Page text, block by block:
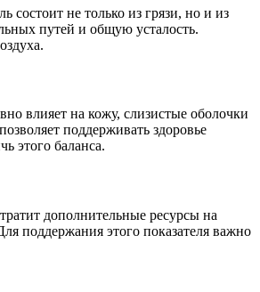
не только из грязи, но и из
путей и общую усталость.
влияет на кожу, слизистые оболочки
поддерживать здоровье
этого баланса.
дополнительные ресурсы на
поддержания этого показателя важно